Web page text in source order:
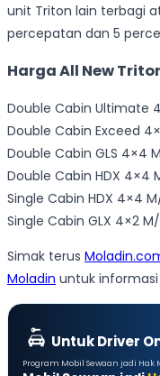
unit Triton lain terbagi
percepatan dan 5
Harga All New
Double Cabin Ultimate
Double Cabin Exceed
Double Cabin GLS 4×4
Double Cabin HDX 4×4
Single Cabin HDX 4×4
Single Cabin GLX 4×2 M/
Simak terus
Moladin untuk
Untuk Driver
Program Mobil Sewaan jadi Hak